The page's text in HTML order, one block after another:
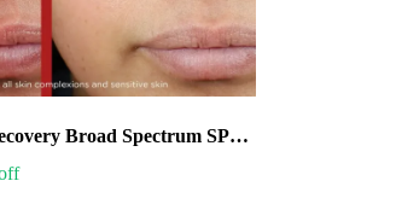
EltaMD UV Skin Recovery Broad Spectrum SPF 50 Face Sunscreen. 1.7 oz